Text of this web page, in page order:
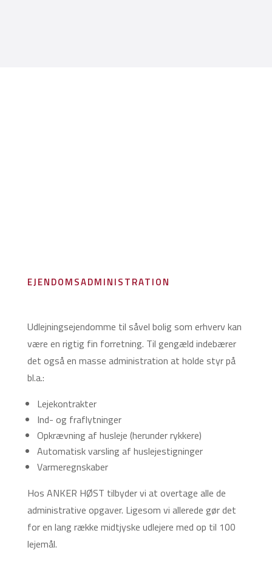
EJENDOMSADMINISTRATION
Udlejningsejendomme til såvel bolig som erhverv kan
være en rigtig fin forretning. Til gengæld indebærer
det også en masse administration at holde styr på
bl.a.:
Lejekontrakter
Ind- og fraflytninger
Opkrævning af husleje (herunder rykkere)
Automatisk varsling af huslejestigninger
Varmeregnskaber
Hos ANKER HØST tilbyder vi at overtage alle de
administrative opgaver. Ligesom vi allerede gør det
for en lang række midtjyske udlejere med op til 100
lejemål.